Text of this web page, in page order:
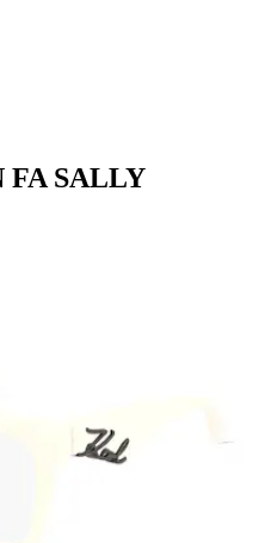
FA SALLY